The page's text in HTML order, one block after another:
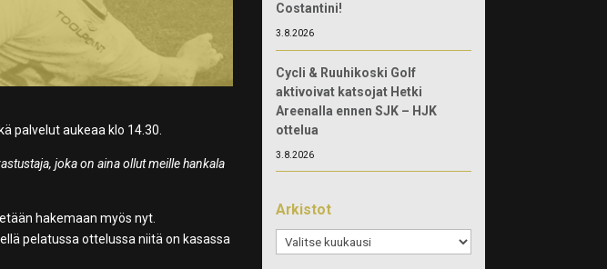
palvelut aukeaa klo 14.30.
joka on aina ollut meille hankala
hakemaan myös nyt.
pelatussa ottelussa niitä on kasassa
Costantini!
3.8.2026
Cycli & Ruuhikoski Golf
aktivoivat katsojat Hetki
Areenalla ennen SJK – HJK
ottelua
3.8.2026
Arkistot
Arkistot